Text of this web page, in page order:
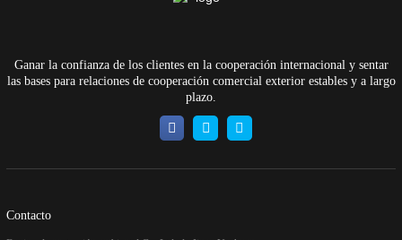
Ganar la confianza de los clientes en la cooperación internacional y sentar
las bases para relaciones de cooperación comercial exterior estables y a largo
plazo.
Contacto